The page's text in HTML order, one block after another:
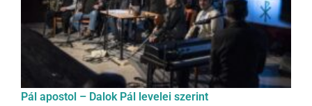
Pál apostol – Dalok Pál levelei szerint